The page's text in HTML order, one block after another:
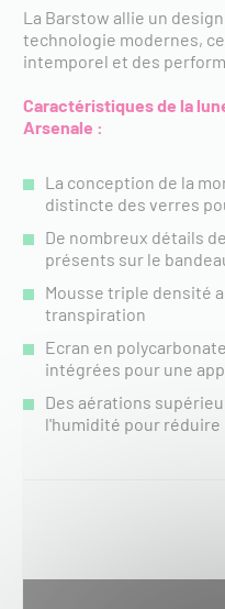
La Barstow allie un
technologie modernes,
intemporel et des
Caractéristiques de la
Arsenale :
La conception de la
distincte des verres
De nombreux détails
présents sur le
Mousse triple densité
transpiration
Ecran en
intégrées pour une
Des aérations
l'humidité pour réduire